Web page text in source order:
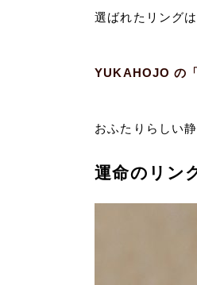
選ばれたリング
YUKAHOJO の
おふたりらしい
運命のリン